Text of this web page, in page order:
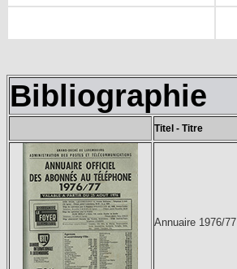
Bibliographie
Titel - Titre
Annuaire 1976/77